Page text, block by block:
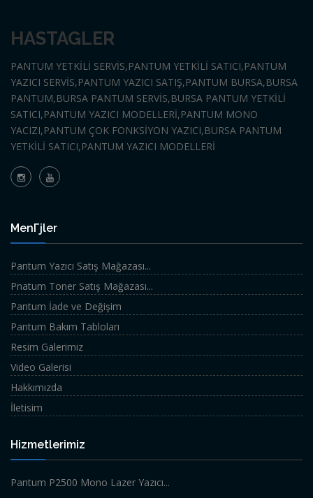
HASTAGLER
PANTUM YETKİLİ SERVİS,PANTUM YETKİLİ SATICI,PANTUM
YAZICI SERVİS,PANTUM YAZICI SATIŞ,PANTUM BURSA,BURSA
PANTUM,BURSA PANTUM SERVİS,BURSA PANTUM YETKİLİ
SATICI,PANTUM YAZICI MODELLERİ,PANTUM MONO
YACIZI,PANTUM ÇOK FONKSİYON YAZICI,BURSA PANTUM
YETKİLİ SATICI,PANTUM YAZICI MODELLERİ
MenГјler
Pantum Yazıcı Satış Mağazası...
Pnatum Toner Satış Mağazası...
Pantum İade ve Değişim
Pantum Bakım Tabloları
Resim Galerimiz
Video Galerisi
Hakkımızda
İletisim
Hizmetlerimiz
Pantum P2500 Mono Lazer Yazıcı...